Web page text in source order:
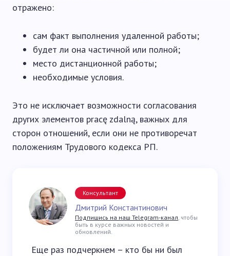
отражено:
сам факт выполнения удаленной работы;
будет ли она частичной или полной;
место дистанционной работы;
необходимые условия.
Это не исключает возможности согласования
других элементов pracę zdalną, важных для
сторон отношений, если они не противоречат
положениям Трудового кодекса РП.
Консультант
Дмитрий Константинович
Подпишись на наш Telegram-канал, чтобы
быть в курсе важных новостей и
обновлений.
Еще раз подчеркнем – кто бы ни был